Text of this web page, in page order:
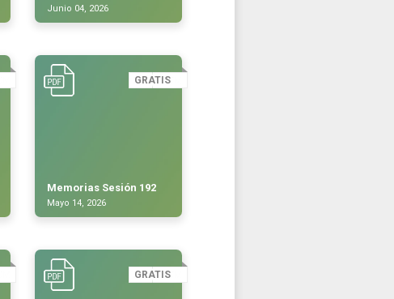
Junio 04, 2026
GRATIS
Memorias Sesión 192
Mayo 14, 2026
GRATIS